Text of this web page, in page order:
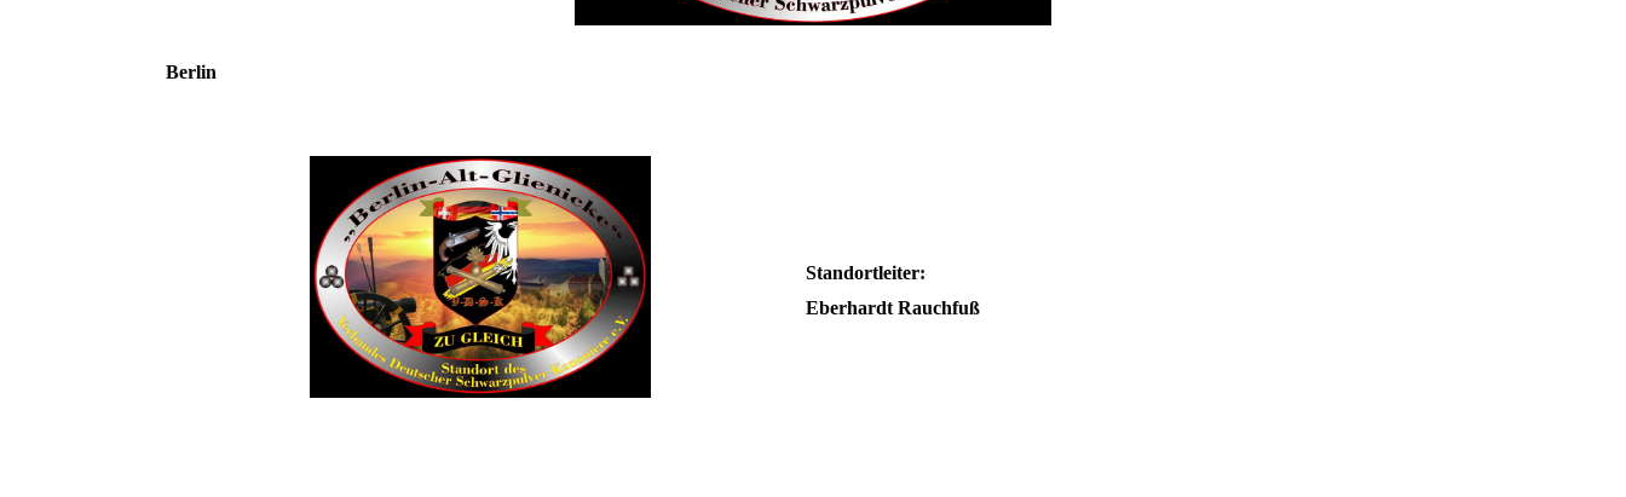
Berlin
Standortleiter:
Eberhardt Rauchfuß